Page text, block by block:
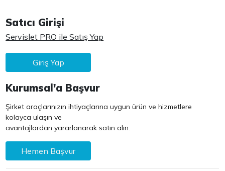
Satıcı Girişi
Servislet PRO ile Satış Yap
Giriş Yap
Kurumsal'a Başvur
Şirket araçlarınızın ihtiyaçlarına uygun ürün ve hizmetlere
kolayca ulaşın ve
avantajlardan yararlanarak satın alın.
Hemen Başvur